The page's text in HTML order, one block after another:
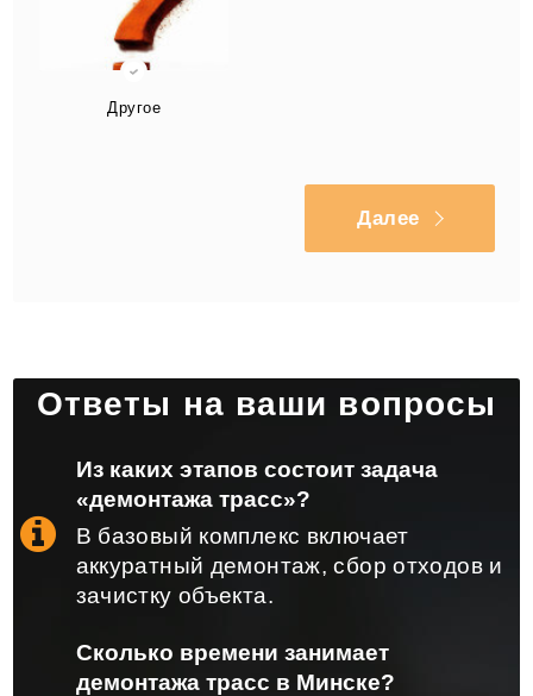
Другое
Далее
Ответы на ваши вопросы
Из каких этапов состоит задача
«демонтажа трасс»?
В базовый комплекс включает
аккуратный демонтаж, сбор отходов и
зачистку объекта.
Сколько времени занимает
демонтажа трасс в Минске?